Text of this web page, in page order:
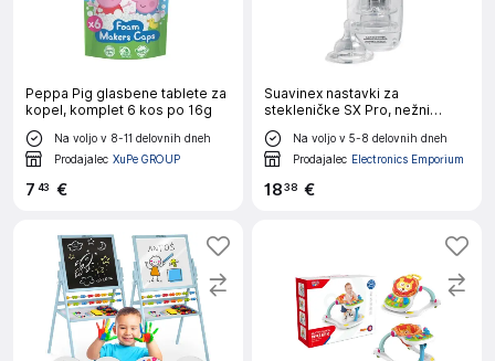
Peppa Pig glasbene tablete za
kopel, komplet 6 kos po 16g
Na voljo v 8-11 delovnih dneh
Prodajalec XuPe GROUP
7 43 €
Suavinex nastavki za
stekleničke SX Pro, nežni
pretok +0m, 2 kosa
Na voljo v 5-8 delovnih dneh
Prodajalec Electronics Emporium
1838 €